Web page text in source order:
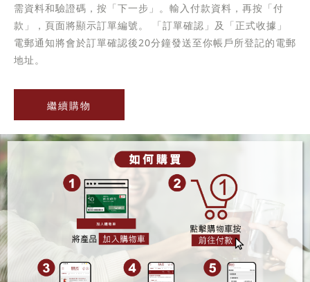
需資料和驗證碼，按「下一步」。輸入付款資料，再按「付
款」，頁面將顯示訂單編號。 「訂單確認」及「正式收據」
電郵通知將會於訂單確認後20分鐘發送至你帳戶所登記的電郵
地址。
繼續購物